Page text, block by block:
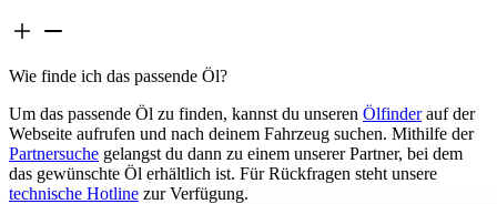
Wie finde ich das passende Öl?
Um das passende Öl zu finden, kannst du unseren Ölfinderauf der
Webseite aufrufen und nach deinem Fahrzeug suchen. Mithilfe der
Partnersuche gelangst du dann zu einem unserer Partner, bei dem
das gewünschte Öl erhältlich ist. Für Rückfragen steht unsere
technische Hotline zur Verfügung.